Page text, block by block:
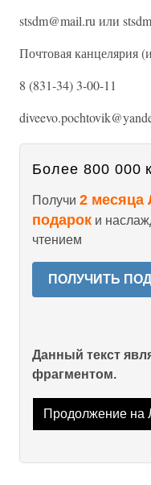
stsdm@mail.ru или
Почтовая канцелярия
8 (831-34) 3-00-11
Более 800 000
Получи 2 месяца
подарок и
чтением
ПОЛУЧИТЬ
Данный текст
фрагментом.
Продолжение на